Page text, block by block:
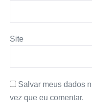
Site
Salvar meus dados
vez que eu comentar.